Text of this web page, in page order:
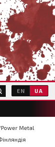
EN UA
Metal